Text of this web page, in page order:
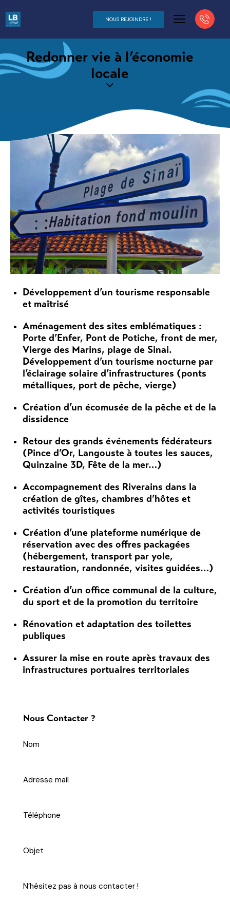
NOUS REJOINDRE !
Redonner vie à l’économie
locale
Développement d’un tourisme responsable
et maîtrisé
Aménagement des sites emblématiques :
Porte d’Enfer, Pont de Potiche, front de mer,
Vierge des Marins, plage de Sinai.
Développement d’un tourisme nocturne par
l’éclairage solaire d’infrastructures (ponts
métalliques, port de pêche, vierge)
Création d’un écomusée de la pêche et de la
dissidence
Retour des grands événements fédérateurs
(Pince d’Or, Langouste à toutes les sauces,
Quinzaine 3D, Fête de la mer…)
Accompagnement des Riverains dans la
création de gîtes, chambres d’hôtes et
activités touristiques
Création d’une plateforme numérique de
réservation avec des offres packagées
(hébergement, transport par yole,
restauration, randonnée, visites guidées…)
Création d’un office communal de la culture,
du sport et de la promotion du territoire
Rénovation et adaptation des toilettes
publiques
Assurer la mise en route après travaux des
infrastructures portuaires territoriales
Nous Contacter ?